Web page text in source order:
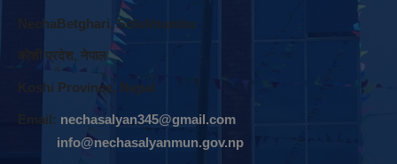
NechaBetghari, Solukhumbu
काेशी प्रदेश, नेपाल
Koshi Province, Nepal
Email: nechasalyan345@gmail.com
info@nechasalyanmun.gov.np